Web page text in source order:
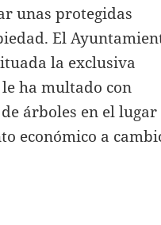
unas protegidas
El
la exclusiva
ha multado con
árboles en el lugar
económico a